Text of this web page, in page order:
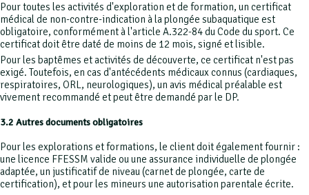
Pour toutes les activités d'exploration et de formation, un certificat
médical de non-contre-indication à la plongée subaquatique est
obligatoire, conformément à l'article A.322-84 du Code du sport. Ce
certificat doit être daté de moins de 12 mois, signé et lisible.
Pour les baptêmes et activités de découverte, ce certificat n'est pas
exigé. Toutefois, en cas d'antécédents médicaux connus (cardiaques,
respiratoires, ORL, neurologiques), un avis médical préalable est
vivement recommandé et peut être demandé par le DP.
3.2 Autres documents obligatoires
Pour les explorations et formations, le client doit également fournir :
une licence FFESSM valide ou une assurance individuelle de plongée
adaptée, un justificatif de niveau (carnet de plongée, carte de
certification), et pour les mineurs une autorisation parentale écrite.